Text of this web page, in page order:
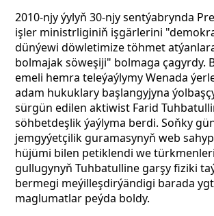
2010-njy ýylyň 30-njy sentýabrynda
işler ministrliginiň işgärlerini
dünýewi döwletimize töhmet
bolmajak söweşiji" bolmaga çagyrdy.
emeli hemra teleýaýlymy Wenada
adam hukuklary başlangyjyna
sürgün edilen aktiwist Farid
söhbetdeşlik ýaýlyma berdi. Soňky
jemgyýetçilik guramasynyň web
hüjümi bilen petiklendi we
gullugynyň Tuhbatulline garşy fiziki
bermegi meýilleşdirýändigi barada
maglumatlar peýda boldy.